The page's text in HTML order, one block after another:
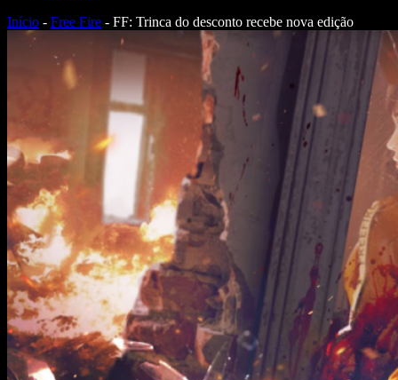
Início - Free Fire - FF: Trinca do desconto recebe nova edição